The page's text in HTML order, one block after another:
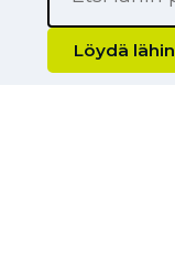
keskustelua
Sasky-
Löydä